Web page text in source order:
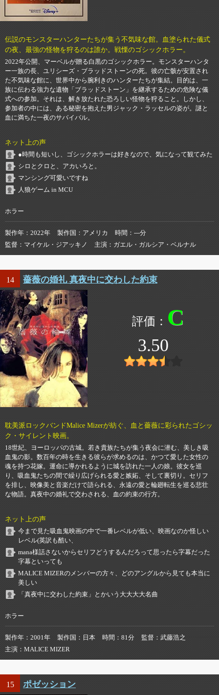
伝説のモンスターハンターたちが集う不気味な館。血塗られた儀式
の夜、最強の怪物を狩るのは誰か。戦慄のゴシックホラー。
2022年公開、マーベルが贈る白黒のゴシックホラー。モンスターハンタ
ー一族の長、ユリシーズ・ブラッドストーンの死。彼の亡骸が安置され
た不気味な館に、世界中から腕利きのハンターたちが集結。目的は、一
族に伝わる強力な遺物「ブラッドストーン」を継承するための危険な儀
式への参加。それは、解き放たれた恐ろしい怪物を狩ること。しかし、
参加者の中には、ある秘密を抱えた男ジャック・ラッセルの姿が。謎と
血に満ちた一夜のサバイバル。
ネット上の声
●時間も短いし、ゴシックホラーは好きなので、気になって観てみた
シロとクロと、アカいろと。
マンシング可愛いですね
人狼ゲーム in MCU
ホラー
製作年 2022年 製作国 アメリカ 時間
---分
監督
マイケル・ジアッキノ 主演 ガエル・ガルシア・ベルナル
14 薔薇の婚礼 真夜中に交わした約束
C
3.50
耽美派ロックバンドMalice Mizerが紡ぐ、血と薔薇に彩られたゴシッ
ク・サイレント映画。
18世紀、ヨーロッパの古城。若き貴族たちが集う夜会に潜む、美しき吸
血鬼の影。数百年の時を生きる彼らが求めるのは、かつて愛した女性の
魂を持つ花嫁。運命に導かれるように城を訪れた一人の娘。彼女を巡
り、吸血鬼たちの間で繰り広げられる愛と嫉妬、そして裏切り。セリフ
を排し、映像美と音楽だけで語られる、永遠の愛と輪廻転生を巡る悲壮
な物語。真夜中の婚礼で交わされる、血の約束の行方。
ネット上の声
今まで見た吸血鬼映画の中で一番レベルが低い、映画なのか怪しい
レベル(英訳も酷い、
mana様話さないからセリフどうするんだろって思ったら字幕だった
字幕といっても
MALICE MIZERのメンバーの方々、どのアングルから見ても本当に
美しい
「真夜中に交わした約束」とかいう大大大大名曲
ホラー
製作年 2001年 製作国 日本 時間 81分 監督
武藤浩之
主演
MALICE MIZER
15 ポゼッション